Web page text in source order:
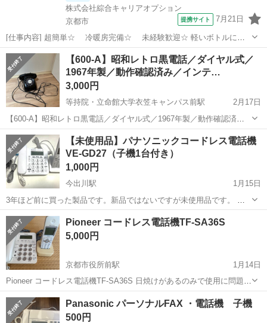
株式会社綜合キャリアオプション
京都市
提携サイト 7月21日
[仕事内容] 超簡単☆ 冷暖房完備☆ 未経験歓迎☆ 軽いボトルに傷
がないかをチェックしたり、 箱詰めしたりする機械を動かすお仕事！
【業務内容詳細】・投入作業スプレーの材料となる缶などの部品をラ
イン上に流します・組立作業...
京都 京都市
【600-A】昭和レトロ黒電話／ダイヤル式／
1967年製／動作確認済み／インテ…
3,000円
等持院・立命館大学衣笠キャンパス前駅
2月17日
【600-A】昭和レトロ黒電話／ダイヤル式／1967年製／動作確認済み
昭和の雰囲気をそのまま残した、ダイヤル式黒電話「600-A」です。
底面には 1967年製 の刻印があり、電電公社時代の実物として非常に
味わい深い一台...
京都 京都市 等持院・立命館大学衣笠キャンパス前駅
電話、ＦＡＸ 黒電話
【未使用品】パナソニックコードレス電話機
VE-GD27（子機1台付き）
1,000円
今出川駅
1月15日
3年ほど前に買った製品です。新品ではないですが未使用品です。 箱
から取り出して置いておりましたが1回も電気を通しておりません。
（箱はありません） 新品はネット通販などで6000～8000円程度で販売
されているものです。 ...
京都 京都市 電話、ＦＡＸ
Pioneer コードレス電話機TF-SA36S
5,000円
京都市役所前駅
1月14日
Pioneer コードレス電話機TF-SA36S 日焼けがあるのみで使用に問題あ
りません。 受話器タイプ コードレス 画面仕様 親機：数字、子機：カ
ナ 親機・子機：ホワイトバックライト液晶 有線通話機 1 台 コードレ
ス...
京都 京都市 京都市役所前駅 電話、ＦＡＸ
コードレス電話
Panasonic パーソナルFAX ・電話機 子機
500円